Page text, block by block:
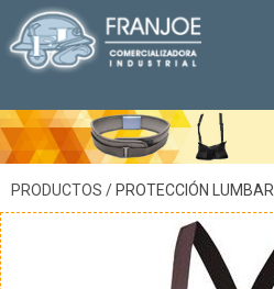
PRODUCTOS / PROTECCIÓN LUMBAR